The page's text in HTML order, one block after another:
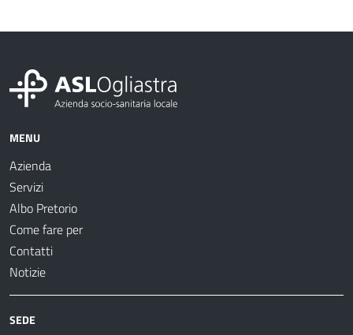
MENU
Azienda
Servizi
Albo Pretorio
Come fare per
Contatti
Notizie
SEDE